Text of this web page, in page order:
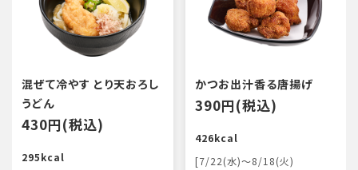
混ぜて冷やす とり天おろし
うどん
430円(税込)
295kcal
かつお出汁香る唐揚げ
390円(税込)
426kcal
[7/22(水)～8/18(火)